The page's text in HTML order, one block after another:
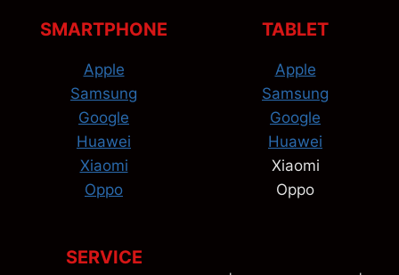
SMARTPHONE
Apple
Samsung
Google
Huawei
Xiaomi
Oppo
TABLET
Apple
Samsung
Google
Huawei
Xiaomi
Oppo
SERVICE